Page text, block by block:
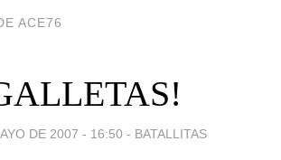
ACE76
DE 2007 - 16:50 - BATALLITAS